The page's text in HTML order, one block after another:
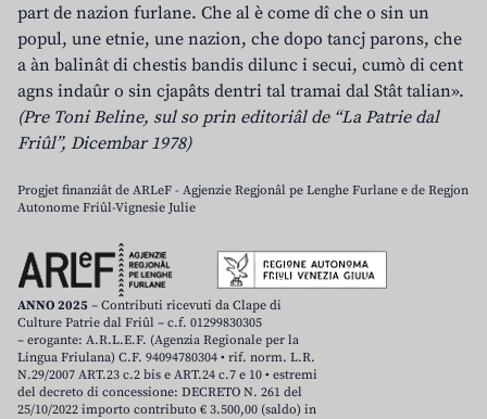
part de nazion furlane. Che al è come dî che o sin un
popul, une etnie, une nazion, che dopo tancj parons, che
a àn balinât di chestis bandis dilunc i secui, cumò di cent
agns indaûr o sin cjapâts dentri tal tramai dal Stât talian».
(Pre Toni Beline, sul so prin editoriâl de “La Patrie dal
Friûl”, Dicembar 1978)
Progjet finanziât de ARLeF - Agjenzie Regjonâl pe Lenghe Furlane e de Regjon
Autonome Friûl-Vignesie Julie
ANNO 2025 – Contributi ricevuti da Clape di
Culture Patrie dal Friûl – c.f. 01299830305
– erogante: A.R.L.E.F. (Agenzia Regionale per la
Lingua Friulana) C.F. 94094780304 • rif. norm. L.R.
N.29/2007 ART.23 c.2 bis e ART.24 c.7 e 10 • estremi
del decreto di concessione: DECRETO N. 261 del
25/10/2022 importo contributo € 3.500,00 (saldo) in